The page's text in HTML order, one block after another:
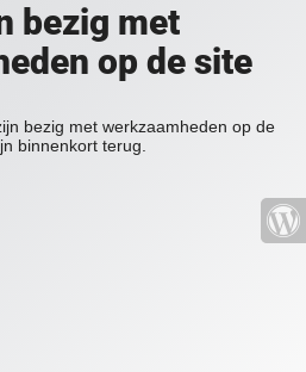
bezig met
op de site
bezig met werkzaamheden op de
binnenkort terug.